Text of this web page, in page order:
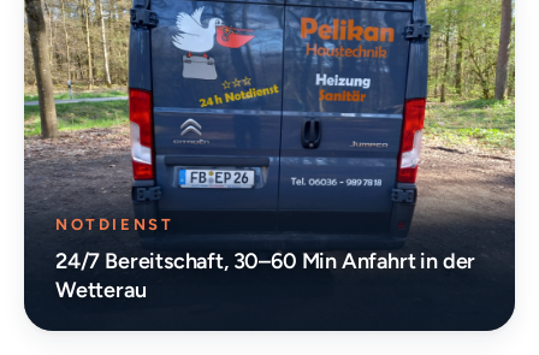
NOTDIENST
24/7 Bereitschaft, 30–60 Min Anfahrt in der
Wetterau